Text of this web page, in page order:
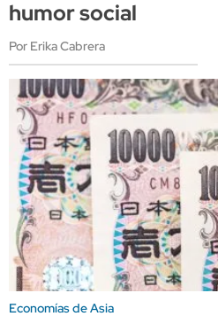
humor social
Por Erika Cabrera
Economías de Asia